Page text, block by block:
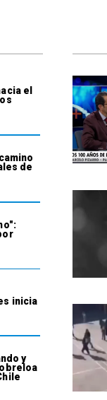
el
de
inicia
y